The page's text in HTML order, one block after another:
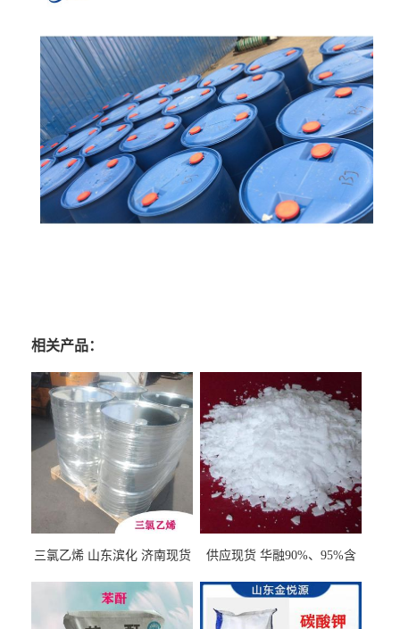
相关产品：
三氯乙烯 山东滨化 济南现货
供应现货 华融90%、95%含